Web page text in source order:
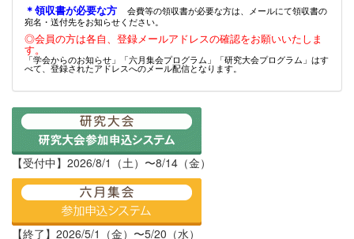
＊領収書が必要な方
会費等の領収書が必要な方は、メールにて領収書の
宛名・送付先をお知らせください。
◎会員の方は各自、登録メールアドレスの確認をお願いいたしま
す。
「学会からのお知らせ」「六月集会プログラム」「研究大会プログラム」はす
べて、登録されたアドレスへのメール配信となります。
【受付中】2026/8/1（土）〜8/14（金）
【終了】2026/5/1（金）〜5/20（水）